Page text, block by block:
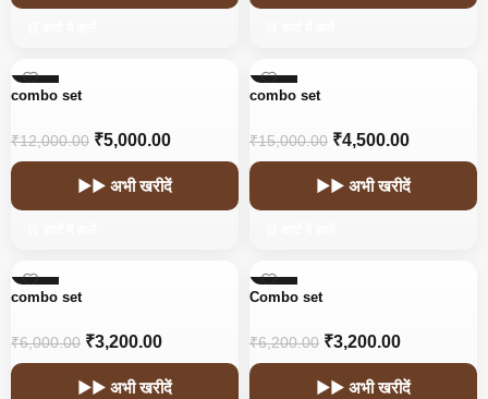
-58%
combo set
₹12,000.00 ₹5,000.00
▶▶ अभी खरीदें
-70%
combo set
₹15,000.00 ₹4,500.00
▶▶ अभी खरीदें
-47%
combo set
₹6,000.00 ₹3,200.00
▶▶ अभी खरीदें
-48%
Combo set
₹6,200.00 ₹3,200.00
▶▶ अभी खरीदें